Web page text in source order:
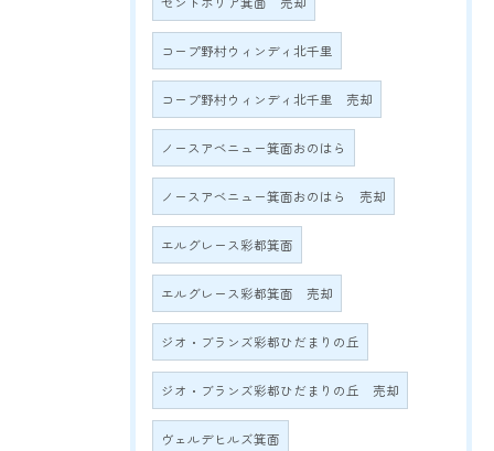
コープ野村ウィンディ北千里
コープ野村ウィンディ北千里 売却
ノースアベニュー箕面おのはら
ノースアベニュー箕面おのはら 売却
エルグレース彩都箕面
エルグレース彩都箕面 売却
ジオ・ブランズ彩都ひだまりの丘
ジオ・ブランズ彩都ひだまりの丘 売却
ヴェルデヒルズ箕面